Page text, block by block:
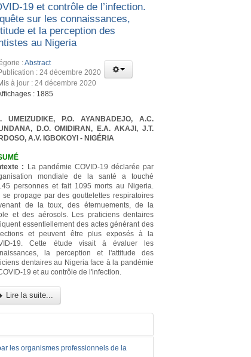
19 et contrôle de l’infection.
sur les connaissances,
et la perception des
au Nigeria
:Abstract
: 24 décembre 2020
à jour : 24 décembre 2020
: 1885
UMEIZUDIKE, P.O. AYANBADEJO, A.C.
D.O. OMIDIRAN, E.A. AKAJI, J.T.
A.V. IGBOKOYI- NIGÉRIA
:
La pandémie COVID-19 déclarée par
mondiale de la santé a touché
personnes et fait 1095 morts au Nigeria.
se propage par des gouttelettes respiratoires
de la toux, des éternuements, de la
et des aérosols. Les praticiens dentaires
essentiellement des actes générant des
et peuvent être plus exposés à la
19. Cette étude visait à évaluer les
la perception et l'attitude des
dentaires au Nigeria face à la pandémie
19 et au contrôle de l'infection.
Lire la suite...
les organismes professionnels de la